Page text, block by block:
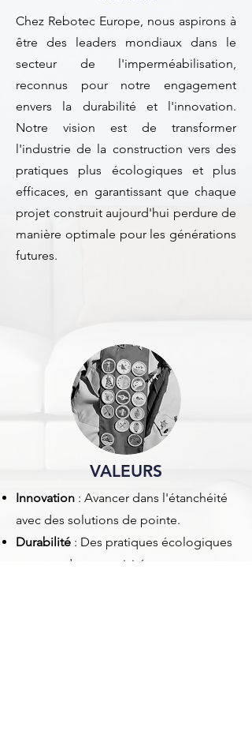
Chez Rebotec Europe, nous aspirons à
être des leaders mondiaux dans le
secteur de l'imperméabilisation,
reconnus pour notre engagement
envers la durabilité et l'innovation.
Notre vision est de transformer
l'industrie de la construction vers des
pratiques plus écologiques et plus
efficaces, en garantissant que chaque
projet construit aujourd'hui perdure de
manière optimale pour les générations
futures.
VALEURS
Innovation : Avancer dans l'étanchéité
avec des solutions de pointe.
Durabilité : Des pratiques écologiques
au cœur de nos activités.